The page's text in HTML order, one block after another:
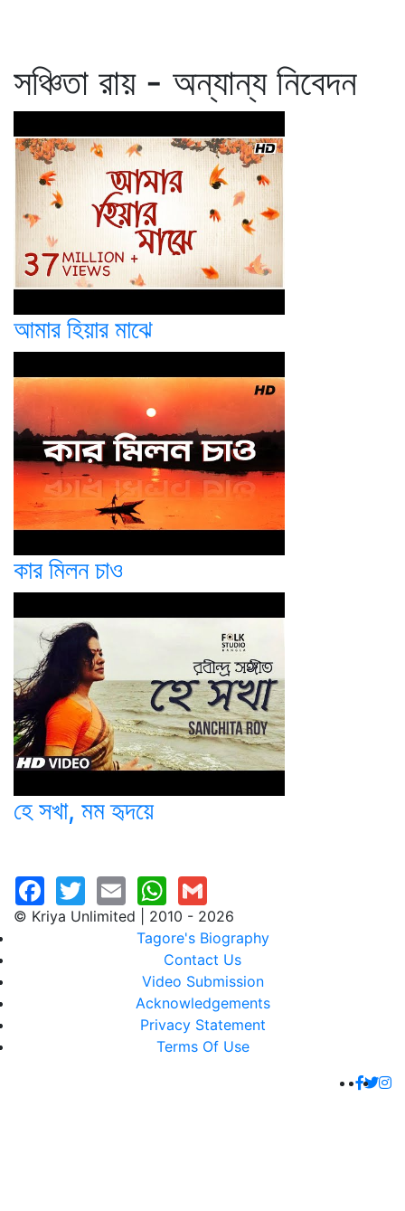
সঞ্চিতা রায় - অন্যান্য নিবেদন
আমার হিয়ার মাঝে
কার মিলন চাও
হে সখা, মম হৃদয়ে
© Kriya Unlimited | 2010 - 2026
Tagore's Biography
Contact Us
Video Submission
Acknowledgements
Privacy Statement
Terms Of Use